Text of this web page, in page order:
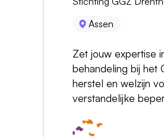
Assen
Zet jouw expertise
behandeling bij het
herstel en welzijn
verstandelijke